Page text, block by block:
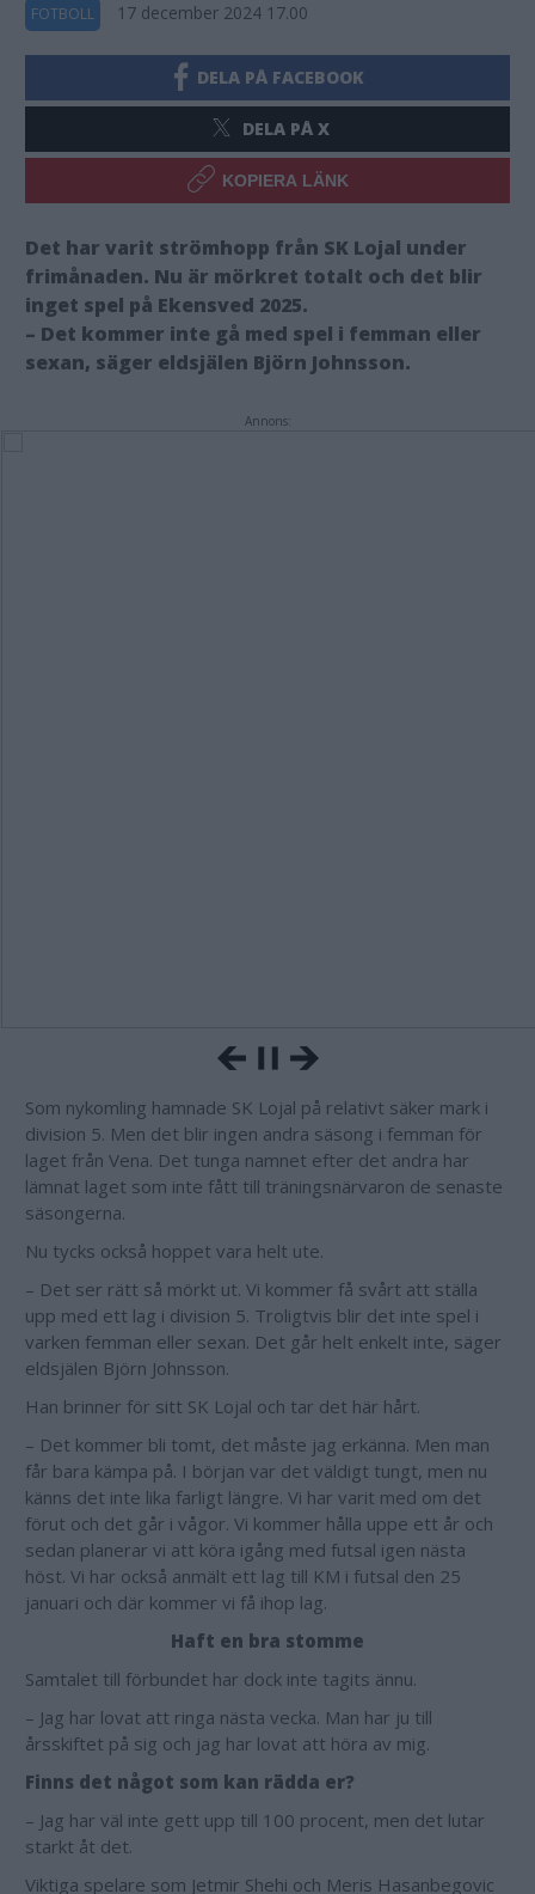
FOTBOLL 17 december 2024 17.00
DELA PÅ FACEBOOK
DELA PÅ X
KOPIERA LÄNK
Det har varit strömhopp från SK Lojal under
frimånaden. Nu är mörkret totalt och det blir
inget spel på Ekensved 2025.
– Det kommer inte gå med spel i femman eller
sexan, säger eldsjälen Björn Johnsson.
Annons:
Som nykomling hamnade SK Lojal på relativt säker mark i
division 5. Men det blir ingen andra säsong i femman för
laget från Vena. Det tunga namnet efter det andra har
lämnat laget som inte fått till träningsnärvaron de senaste
säsongerna.
Nu tycks också hoppet vara helt ute.
– Det ser rätt så mörkt ut. Vi kommer få svårt att ställa
upp med ett lag i division 5. Troligtvis blir det inte spel i
varken femman eller sexan. Det går helt enkelt inte, säger
eldsjälen Björn Johnsson.
Han brinner för sitt SK Lojal och tar det här hårt.
– Det kommer bli tomt, det måste jag erkänna. Men man
får bara kämpa på. I början var det väldigt tungt, men nu
känns det inte lika farligt längre. Vi har varit med om det
förut och det går i vågor. Vi kommer hålla uppe ett år och
sedan planerar vi att köra igång med futsal igen nästa
höst. Vi har också anmält ett lag till KM i futsal den 25
januari och där kommer vi få ihop lag.
Haft en bra stomme
Samtalet till förbundet har dock inte tagits ännu.
– Jag har lovat att ringa nästa vecka. Man har ju till
årsskiftet på sig och jag har lovat att höra av mig.
Finns det något som kan rädda er?
– Jag har väl inte gett upp till 100 procent, men det lutar
starkt åt det.
Viktiga spelare som Jetmir Shehi och Meris Hasanbegovic